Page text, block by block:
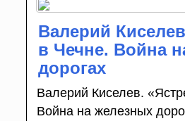
Валерий
в Чечне. Война
дорогах
Валерий Киселев.
Война на железных